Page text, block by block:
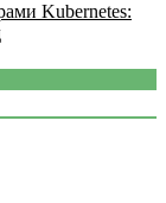
Kubernetes: